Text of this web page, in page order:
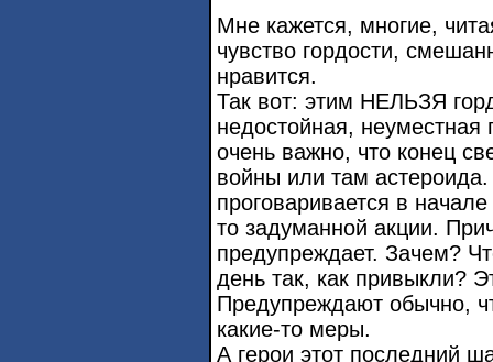
Мне кажется, многие,
чувство гордости,
нравится.
Так вот: этим НЕЛЬЗЯ
недостойная,
очень важно, что конец
войны или там
проговаривается в
то задуманной акции.
предупреждает. Зачем?
день так, как привыкли?
Предупреждают обычно,
какие-то меры.
А герои этот последний